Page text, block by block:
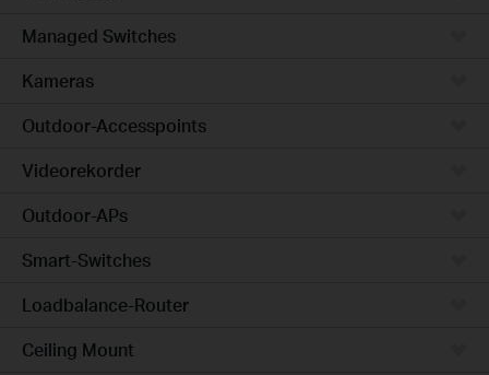
Managed Switches
Kameras
Outdoor-Accesspoints
Videorekorder
Outdoor-APs
Smart-Switches
Loadbalance-Router
Ceiling Mount